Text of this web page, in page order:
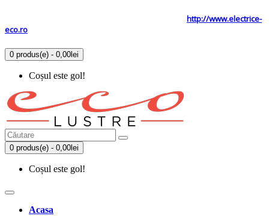
http://www.electrice-
eco.ro
0 produs(e) - 0,00lei
Coșul este gol!
0 produs(e) - 0,00lei
Coșul este gol!
Acasa